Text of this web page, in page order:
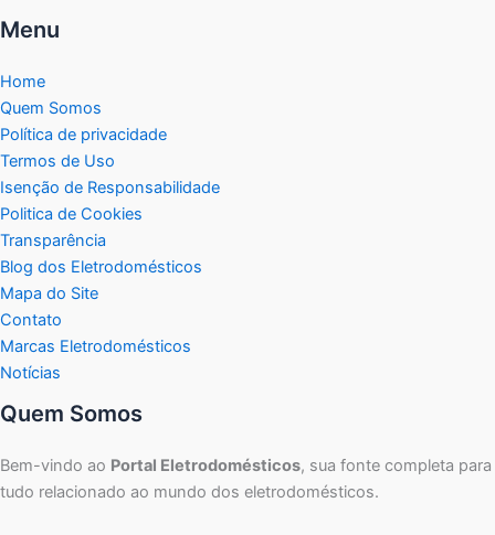
Menu
Home
Quem Somos
Política de privacidade
Termos de Uso
Isenção de Responsabilidade
Politica de Cookies
Transparência
Blog dos Eletrodomésticos
Mapa do Site
Contato
Marcas Eletrodomésticos
Notícias
Quem Somos
Bem-vindo ao Portal Eletrodomésticos, sua fonte completa para
tudo relacionado ao mundo dos eletrodomésticos.